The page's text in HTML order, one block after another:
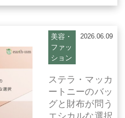
美容・
ファッ
ション
2026.06.09
ステラ・マッカ
ートニーのバッ
グと財布が問う